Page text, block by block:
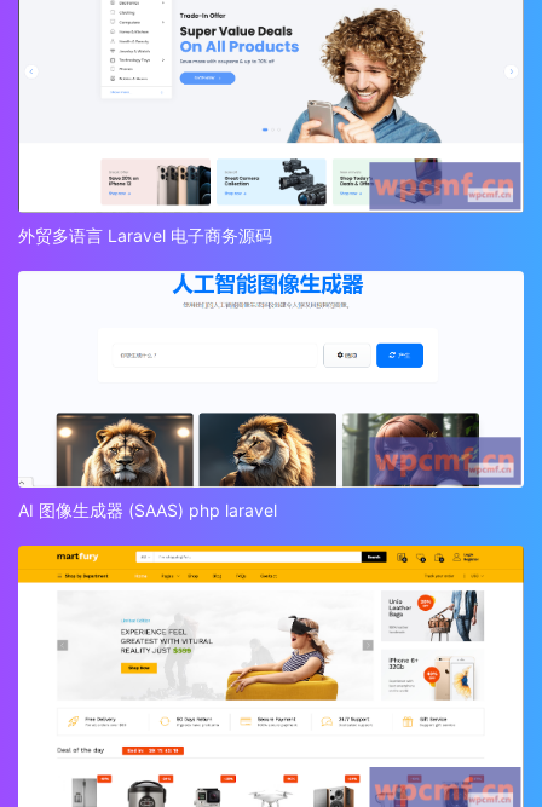
外贸多语言 Laravel 电子商务源码
AI 图像生成器 (SAAS) php laravel